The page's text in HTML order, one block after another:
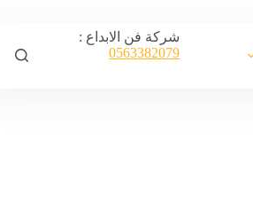
شركة فن الابداع :
0563382079